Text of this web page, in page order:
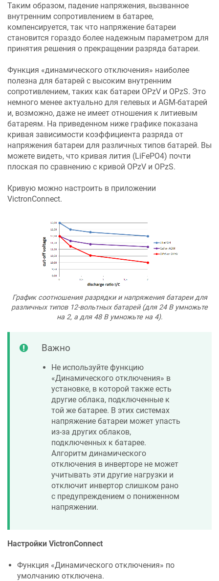
Таким образом, падение напряжения, вызванное
внутренним сопротивлением в батарее,
компенсируется, так что напряжение батареи
становится гораздо более надежным параметром для
принятия решения о прекращении разряда батареи.
Функция «динамического отключения» наиболее
полезна для батарей с высоким внутренним
сопротивлением, таких как батареи OPzV и OPzS. Это
немного менее актуально для гелевых и AGM-батарей
и, возможно, даже не имеет отношения к литиевым
батареям. На приведенном ниже графике показана
кривая зависимости коэффициента разряда от
напряжения батареи для различных типов батарей. Вы
можете видеть, что кривая лития (LiFePO4) почти
плоская по сравнению с кривой OPzV и OPzS.
Кривую можно настроить в приложении
VictronConnect.
График соотношения разрядки и напряжения батареи для
различных типов 12-вольтных батарей (для 24 В умножьте
на 2, а для 48 В умножьте на 4).
Важно
Не используйте функцию
«Динамического отключения» в
установке, в которой также есть
другие облака, подключенные к
той же батарее. В этих системах
напряжение батареи может упасть
из-за других облаков,
подключенных к батарее.
Алгоритм динамического
отключения в инверторе не может
учитывать эти другие нагрузки и
отключит инвертор слишком рано
с предупреждением о пониженном
напряжении.
Настройки VictronConnect
Функция «Динамического отключения» по
умолчанию отключена.